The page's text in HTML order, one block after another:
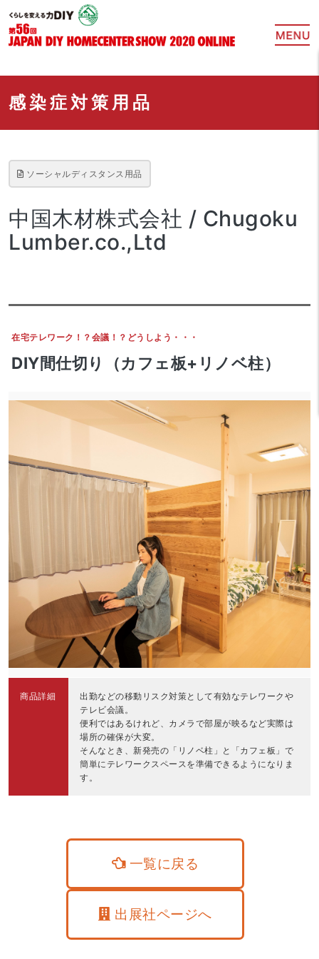
感染症対策用品
ソーシャルディスタンス用品
中国木材株式会社 / Chugoku
Lumber.co.,Ltd
在宅テレワーク！？会議！？どうしよう・・・
DIY間仕切り（カフェ板+リノベ柱）
商品詳細
出勤などの移動リスク対策として有効なテレワークや
テレビ会議。
便利ではあるけれど、カメラで部屋が映るなど実際は
場所の確保が大変。
そんなとき、新発売の「リノベ柱」と「カフェ板」で
簡単にテレワークスペースを準備できるようになりま
す。
一覧に戻る
出展社ページへ